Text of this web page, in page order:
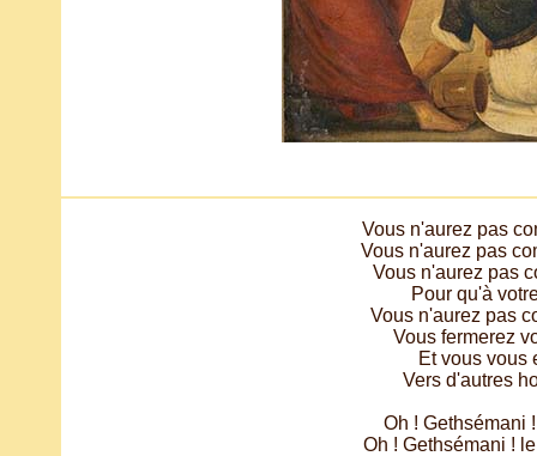
Vous n'aurez pas
Vous n'aurez pas
Vous n'aurez pas
Pour qu'à
Vous n'aurez pas
Vous fermerez
Et vous vous
Vers d'autres
Oh ! Gethsémani
Oh ! Gethsémani !